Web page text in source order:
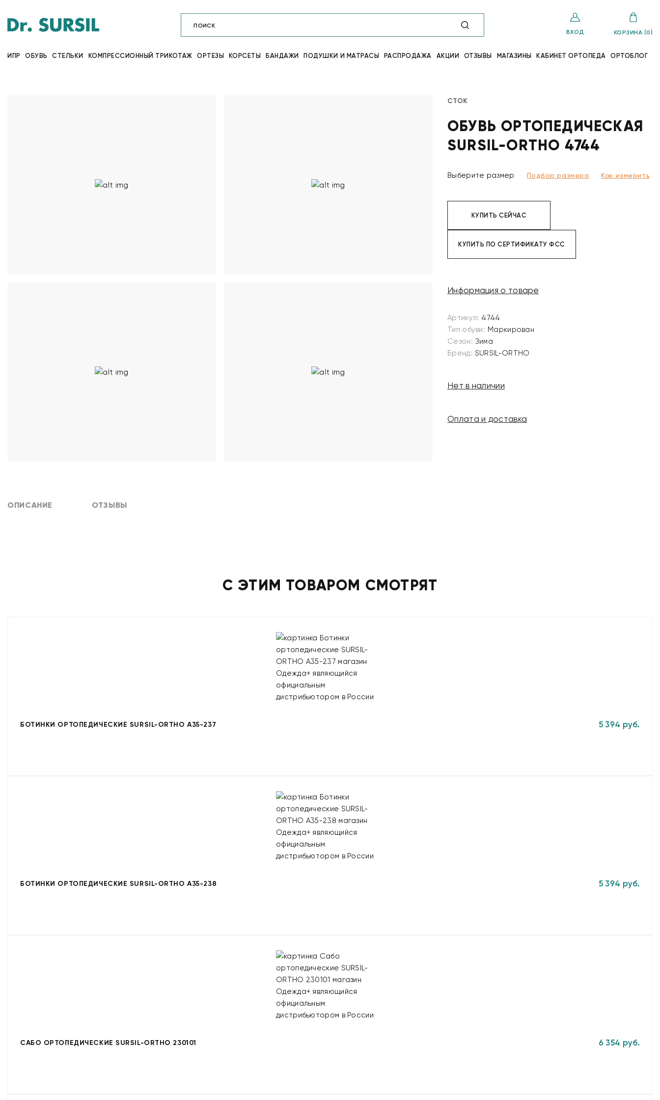
ВХОД КОРЗИНА (0)
ИПР ОБУВЬ СТЕЛЬКИ КОМПРЕССИОННЫЙ ТРИКОТАЖ ОРТЕЗЫ КОРСЕТЫ БАНДАЖИ ПОДУШКИ И МАТРАСЫ РАСПРОДАЖА АКЦИИ ОТЗЫВЫ МАГАЗИНЫ КАБИНЕТ ОРТОПЕДА ОРТОБЛОГ
ОПИСАНИЕ ОТЗЫВЫ
СТОК
ОБУВЬ ОРТОПЕДИЧЕСКАЯ
SURSIL-ORTHO 4744
Выберите размер Подбор размера Как измерить
КУПИТЬ СЕЙЧАС
КУПИТЬ ПО СЕРТИФИКАТУ ФСС
Информация о товаре
Артикул: 4744
Тип обуви: Маркирован
Сезон: Зима
Бренд: SURSIL-ORTHO
Нет в наличии
Оплата и доставка
С ЭТИМ ТОВАРОМ СМОТРЯТ
БОТИНКИ ОРТОПЕДИЧЕСКИЕ SURSIL-ORTHO A35-237 5 394 руб.
БОТИНКИ ОРТОПЕДИЧЕСКИЕ SURSIL-ORTHO A35-238 5 394 руб.
САБО ОРТОПЕДИЧЕСКИЕ SURSIL-ORTHO 230101 6 354 руб.